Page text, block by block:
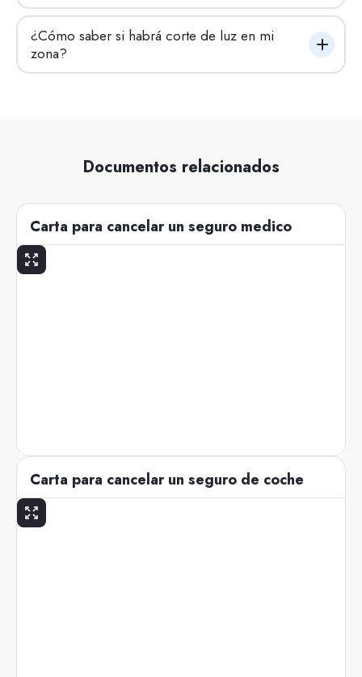
¿Cómo saber si habrá corte de luz en mi
zona?
Documentos relacionados
Carta para cancelar un seguro medico
Carta para cancelar un seguro de coche